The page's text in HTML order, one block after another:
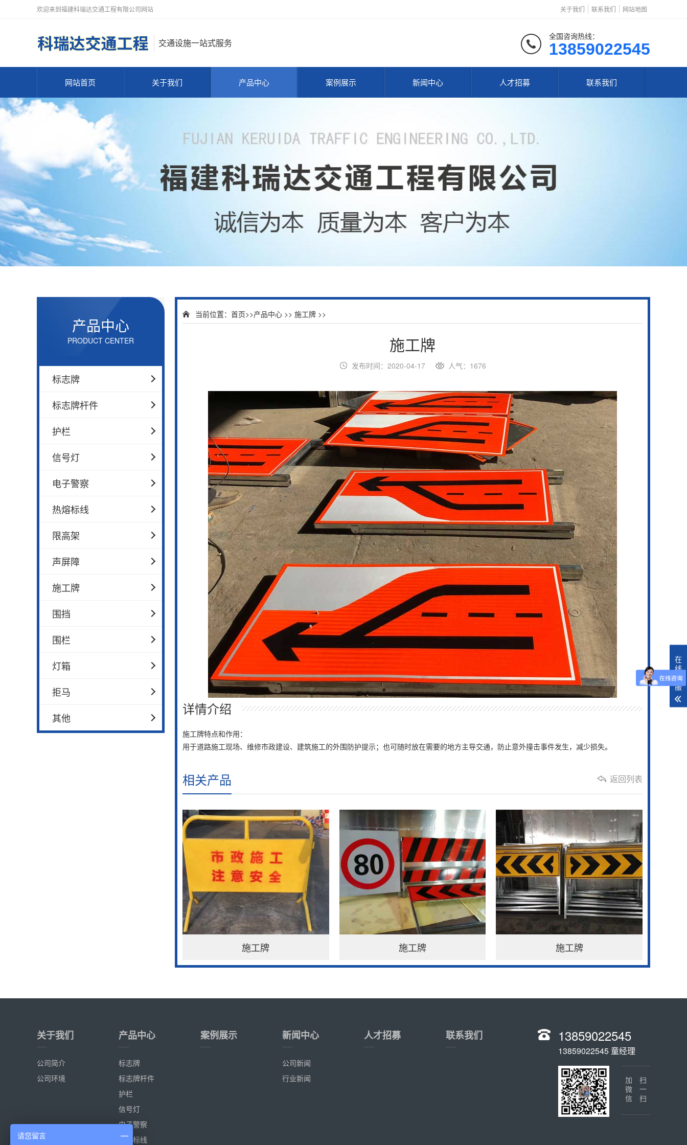
欢迎来到福建科瑞达交通工程有限公司网站 关于我们 联系我们 网站地图
交通设施一站式服务
全国咨询热线：
13859022545
网站首页 关于我们 产品中心 案例展示 新闻中心 人才招募 联系我们
产品中心
PRODUCT CENTER
标志牌
标志牌杆件
护栏
信号灯
电子警察
热熔标线
限高架
声屏障
施工牌
围挡
围栏
灯箱
拒马
其他
当前位置： 首页>>产品中心 >> 施工牌 >>
施工牌
发布时间：2020-04-17 人气：1676
详情介绍
施工牌特点和作用：
用于道路施工现场、维修市政建设、建筑施工的外围防护提示；也可随时放在需要的地方主导交通，防止意外撞击事件发生，减少损失。
返回列表
相关产品
施工牌 施工牌 施工牌
关于我们
公司简介
公司环境
产品中心
标志牌
标志牌杆件
护栏
信号灯
电子警察
热熔标线
案例展示 新闻中心
公司新闻
行业新闻
人才招募 联系我们 13859022545
13859022545 童经理
扫一扫
加微信
在
线
客
服
请您留言